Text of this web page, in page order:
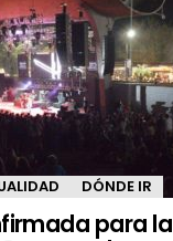
DÓNDE IR
para la